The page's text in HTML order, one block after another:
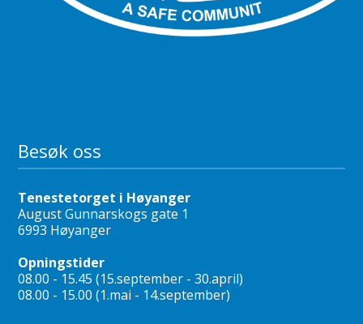
Besøk oss
Tenestetorget i Høyanger
August Gunnarskogs gate 1
6993 Høyanger
Opningstider
08.00 - 15.45 (15.september - 30.april)
08.00 - 15.00 (1.mai - 14.september)